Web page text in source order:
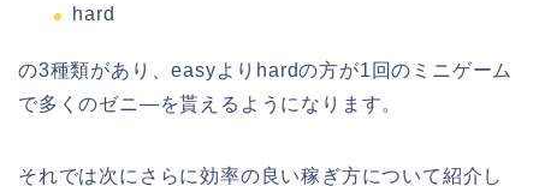
hard
の3種類があり、easyよりhardの方が1回のミニゲーム
で多くのゼニ―を貰えるようになります。
それでは次にさらに効率の良い稼ぎ方について紹介し